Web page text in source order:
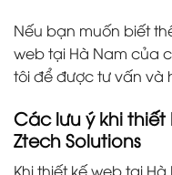
Nếu bạn muốn biết
web tại Hà Nam của
tôi để được tư vấn và
Các lưu ý khi
Ztech Solutions
Khi thiết kế web tại